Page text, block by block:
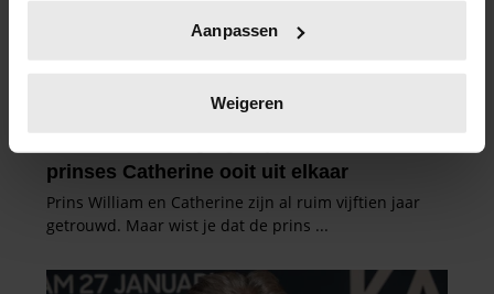
scannen op specifieke eigenschappen (fingerprinting)
verwerkt en stel uw voorkeuren in het
intrekken in de Cookieverklaring.
We gebruiken cookies om content en advertenties te
personaliseren, om functies voor social media te bieden
informatie over uw gebruik van onze site met onze
Aanpassen
Weigeren